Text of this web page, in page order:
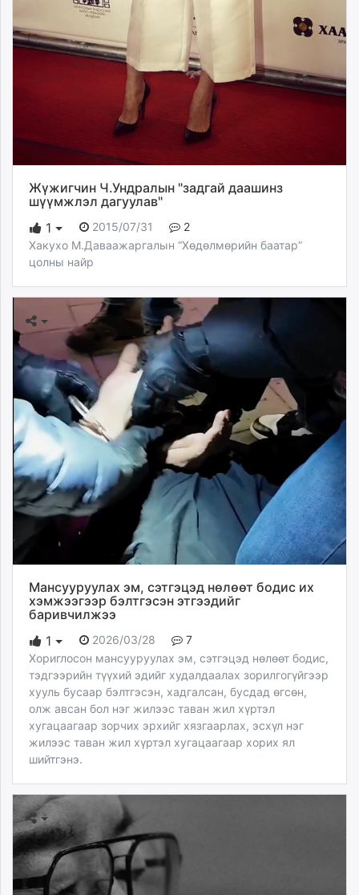
Жүжигчин Ч.Ундралын "задгай даашинз
шүүмжлэл дагуулав"
1
2015/07/31
2
Хакухо М.Даваажаргалын “Хөдөлмөрийн баатар”
цолны найр
Мансууруулах эм, сэтгэцэд нөлөөт бодис их
хэмжээгээр бэлтгэсэн этгээдийг
баривчилжээ
1
2026/03/28
7
Хориглосон мансууруулах эм, сэтгэцэд нөлөөт бодис,
тэдгээрийн түүхий эдийг худалдаалах зорилгогүйгээр
хууль бусаар бэлтгэсэн, хадгалсан, бусдад өгсөн,
олж авсан бол нэг жилээс таван жил хүртэл
хугацаагаар зорчих эрхийг хязгаарлах, эсхүл нэг
жилээс таван жил хүртэл хугацаагаар хорих ял
шийтгэнэ.